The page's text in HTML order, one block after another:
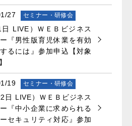
27 セミナー・研修会
日 LIVE）ＷＥＢビジネス
『男性版育児休業を有効
るには』参加申込【対象
19 セミナー・研修会
日 LIVE）ＷＥＢビジネス
『中小企業に求められる
セキュリティ対応』参加